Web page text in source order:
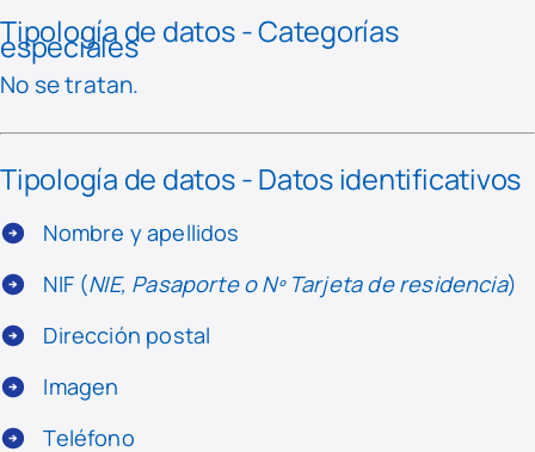
Tipología de datos - Categorías
especiales
No se tratan.
Tipología de datos - Datos identificativos
Nombre y apellidos
NIF (NIE, Pasaporte o Nº Tarjeta de residencia)
Dirección postal
Imagen
Teléfono